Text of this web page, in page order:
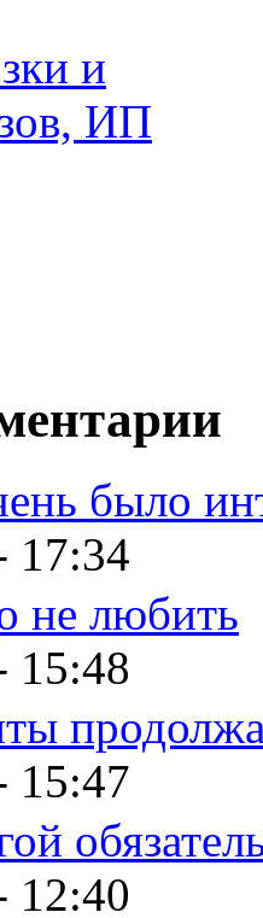
было
17:34
не любить
15:48
15:47
12:40